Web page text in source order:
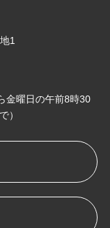
1
金曜日の午前8時30
）